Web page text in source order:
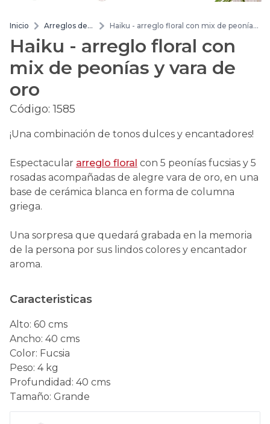
Inicio
Arreglos de
Haiku - arreglo floral con mix de peonías
Haiku - arreglo floral con
mix de peonías y vara de
oro
Código:1585
¡Una combinación de tonos dulces y encantadores!
Espectacular arreglo floral con 5 peonías fucsias y 5
rosadas acompañadas de alegre vara de oro, en una
base de cerámica blanca en forma de columna
griega.
Una sorpresa que quedará grabada en la memoria
de la persona por sus lindos colores y encantador
aroma.
Caracteristicas
Alto: 60 cms
Ancho: 40 cms
Color: Fucsia
Peso: 4 kg
Profundidad : 40 cms
Tamaño: Grande